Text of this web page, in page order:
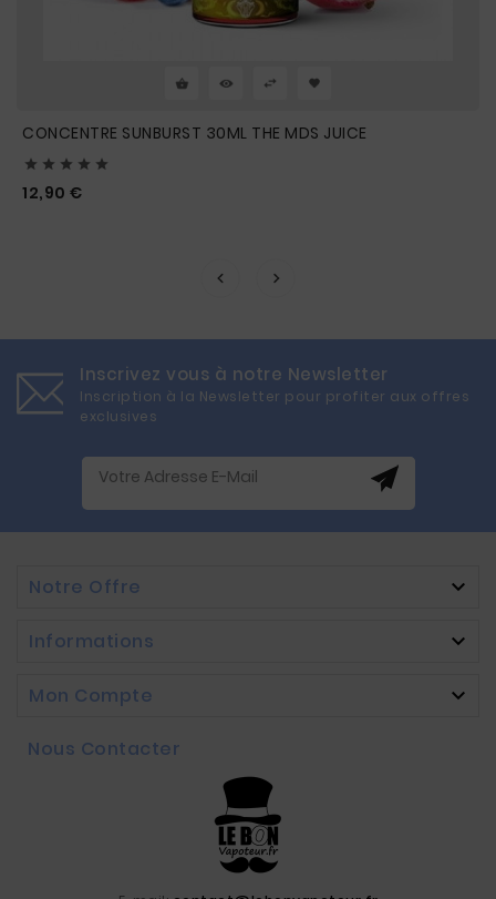
CONCENTRE SUNBURST 30ML THE MDS JUICE
    
12,90 €
Inscrivez vous à notre Newsletter
Inscription à la Newsletter pour profiter aux offres
exclusives
Notre Offre 
Informations 
Mon Compte 
Nous Contacter